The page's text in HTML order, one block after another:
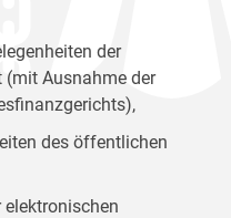
der
Ausnahme der
des öffentlichen